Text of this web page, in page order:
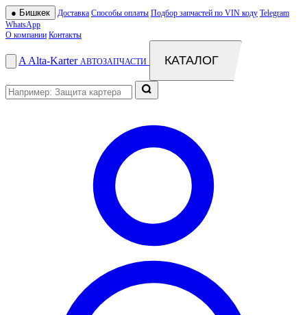
● Бишкек Доставка Способы оплаты Подбор запчастей по VIN коду Telegram
WhatsApp
О компании Контакты
A Alta-Karter АВТОЗАПЧАСТИ КАТАЛОГ